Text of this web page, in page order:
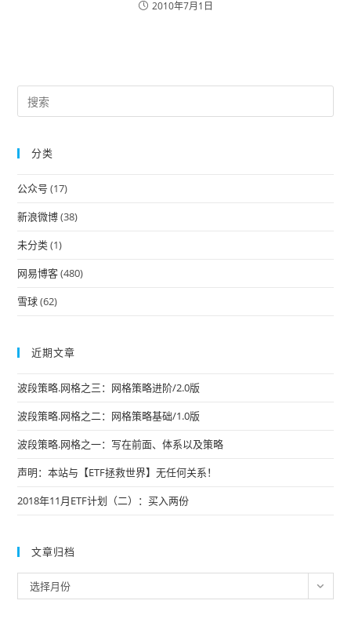
2010年7月1日
分类
公众号 (17)
新浪微博(38)
未分类(1)
网易博客(480)
雪球(62)
近期文章
波段策略.网格之三：网格策略进阶/2.0版
波段策略.网格之二：网格策略基础/1.0版
波段策略.网格之一：写在前面、体系以及策略
声明：本站与【ETF拯救世界】无任何关系！
2018年11月ETF计划（二）：买入两份
文章归档
章
选择月份